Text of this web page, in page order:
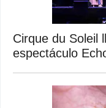
Cirque du Soleil
espectáculo